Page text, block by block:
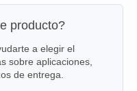
producto?
a elegir el
sobre aplicaciones,
de entrega.